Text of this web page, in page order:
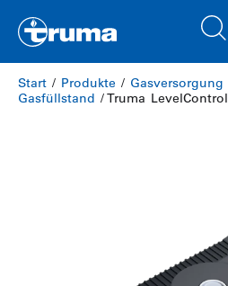
Start / Produkte / Gasversorgung
Gasfüllstand / Truma LevelControl